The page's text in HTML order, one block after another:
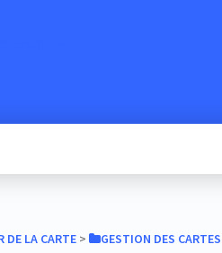
DE LA CARTE​ > ​ ​GESTION DES CARTES